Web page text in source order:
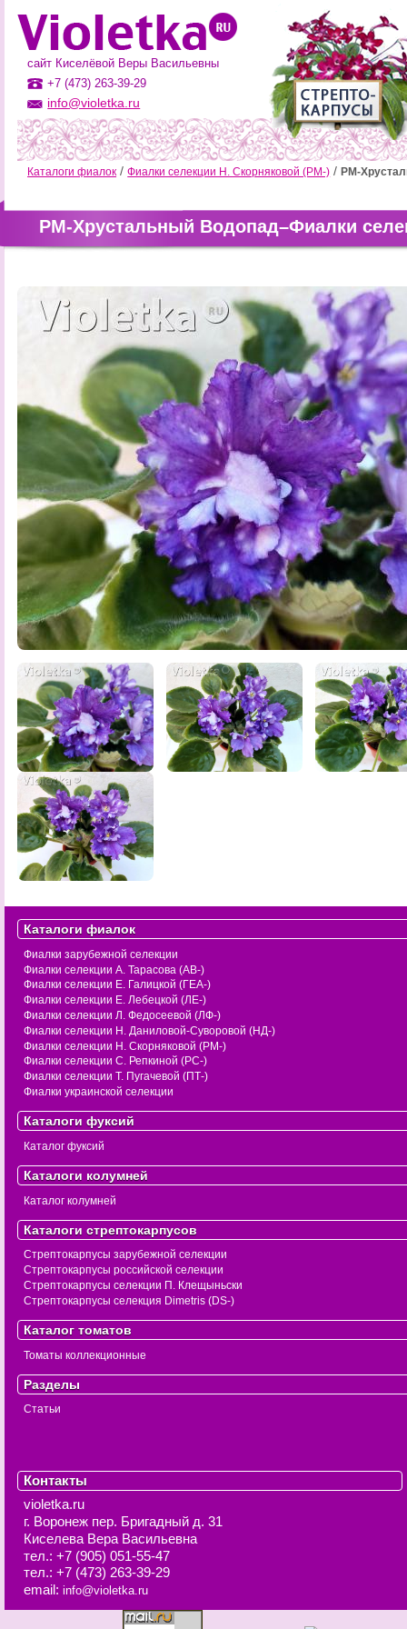
сайт Киселёвой Веры Васильевны
+7 (473) 263-39-29
info@violetka.ru
Каталоги фиалок Фиалки селекции Н. Скорняковой (РМ-) РМ-
РМ-Хрустальный Водопад–Фиалки
Каталоги фиалок
Фиалки зарубежной селекции
Фиалки селекции А. Тарасова (АВ-)
Фиалки селекции Е. Галицкой (ГЕА-)
Фиалки селекции Е. Лебецкой (ЛЕ-)
Фиалки селекции Л. Федосеевой (ЛФ-)
Фиалки селекции Н. Даниловой-Суворовой (НД-)
Фиалки селекции Н. Скорняковой (РМ-)
Фиалки селекции С. Репкиной (РС-)
Фиалки селекции Т. Пугачевой (ПТ-)
Фиалки украинской селекции
Каталоги фуксий
Каталог фуксий
Каталоги колумней
Каталог колумней
Каталоги стрептокарпусов
Стрептокарпусы зарубежной селекции
Стрептокарпусы российской селекции
Стрептокарпусы селекции П. Клещыньски
Стрептокарпусы селекция Dimetris (DS-)
Каталог томатов
Томаты коллекционные
Разделы
Статьи
Контакты
violetka.ru
г. Воронеж пер. Бригадный д. 31
Киселева Вера Васильевна
тел.: +7 (905) 051-55-47
тел.: +7 (473) 263-39-29
email: info@violetka.ru